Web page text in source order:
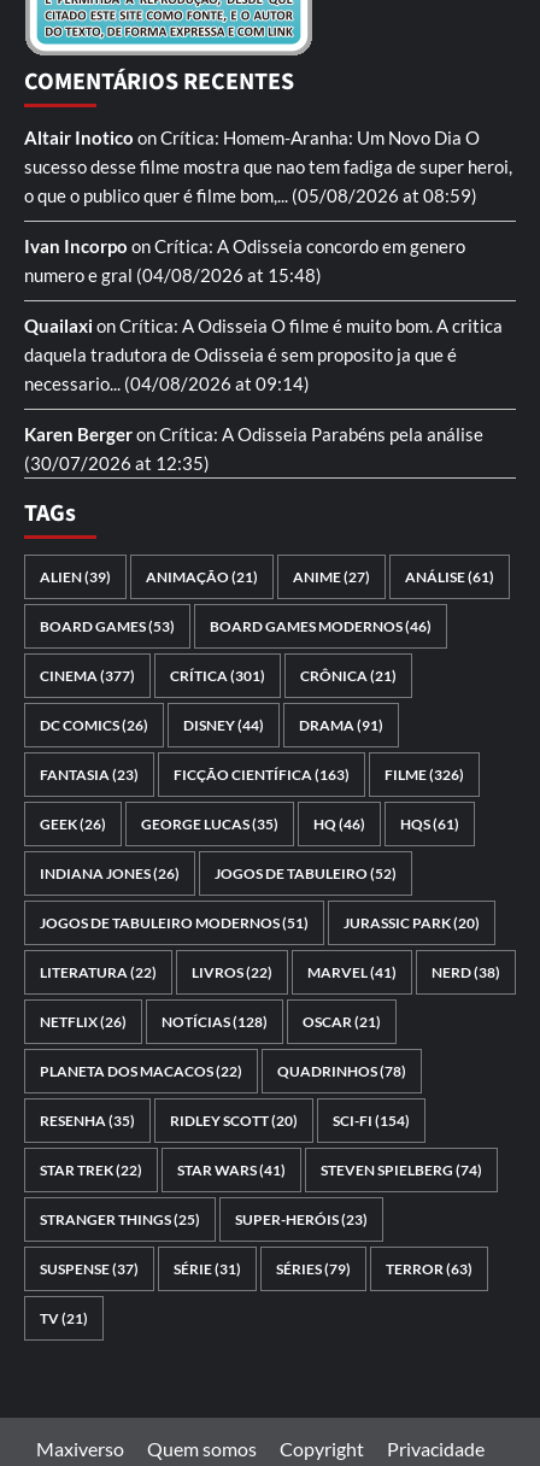
COMENTÁRIOS RECENTES
Altair Inotico onCrítica: Homem-Aranha: Um Novo Dia O
sucesso desse filme mostra que nao tem fadiga de super heroi,
o que o publico quer é filme bom,... (05/08/2026 at 08:59)
Ivan Incorpo onCrítica: A Odisseia concordo em genero
numero e gral (04/08/2026 at 15:48)
QuailaxionCrítica: A Odisseia O filme é muito bom. A critica
daquela tradutora de Odisseia é sem proposito ja que é
necessario... (04/08/2026 at 09:14)
Karen BergeronCrítica: A Odisseia Parabéns pela análise
(30/07/2026 at 12:35)
TAGs
ALIEN(39) ANIMAÇÃO(21) ANIME(27) ANÁLISE(61)
BOARD GAMES(53) BOARD GAMES MODERNOS(46)
CINEMA(377) CRÍTICA(301) CRÔNICA(21)
DC COMICS(26) DISNEY(44) DRAMA(91)
FANTASIA(23) FICÇÃO CIENTÍFICA(163) FILME(326)
GEEK(26) GEORGE LUCAS(35) HQ(46) HQS(61)
INDIANA JONES(26) JOGOS DE TABULEIRO(52)
JOGOS DE TABULEIRO MODERNOS(51) JURASSIC PARK(20)
LITERATURA(22) LIVROS(22) MARVEL(41) NERD(38)
NETFLIX(26) NOTÍCIAS(128) OSCAR(21)
PLANETA DOS MACACOS(22) QUADRINHOS(78)
RESENHA(35) RIDLEY SCOTT(20) SCI-FI (154)
STAR TREK(22) STAR WARS(41) STEVEN SPIELBERG (74)
STRANGER THINGS(25) SUPER-HERÓIS(23)
SUSPENSE(37) SÉRIE(31) SÉRIES(79) TERROR(63)
TV(21)
Maxiverso Quem somos Copyright
Privacidade